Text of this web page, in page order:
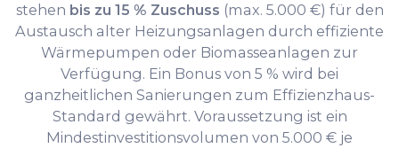
stehen bis zu 15 % Zuschuss (max. 5.000 €) für den
Austausch alter Heizungsanlagen durch effiziente
Wärmepumpen oder Biomasseanlagen zur
Verfügung. Ein Bonus von 5 % wird bei
ganzheitlichen Sanierungen zum Effizienzhaus-
Standard gewährt. Voraussetzung ist ein
Mindestinvestitionsvolumen von 5.000 € je